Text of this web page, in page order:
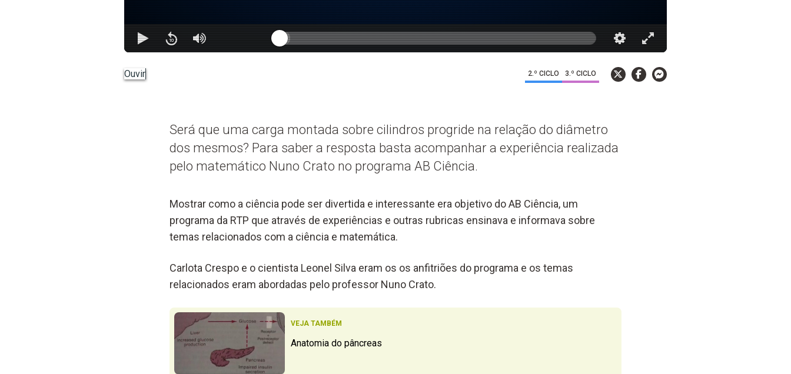
Ouvir 2.º CICLO 3.º CICLO
Será que uma carga montada sobre cilindros progride na relação do diâmetro
dos mesmos? Para saber a resposta basta acompanhar a experiência realizada
pelo matemático Nuno Crato no programa AB Ciência.
Mostrar como a ciência pode ser divertida e interessante era objetivo do AB Ciência, um
programa da RTP que através de experiências e outras rubricas ensinava e informava sobre
temas relacionados com a ciência e matemática.
Carlota Crespo e o cientista Leonel Silva eram os os anfitriões do programa e os temas
relacionados eram abordadas pelo professor Nuno Crato.
VEJA TAMBÉM
Anatomia do pâncreas